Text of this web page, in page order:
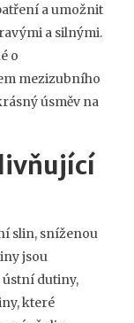
a umožnit
a silnými.
o
mezizubního
úsměv na
slin, sníženou
jsou
dutiny,
které